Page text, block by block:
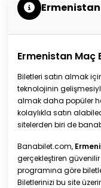
Ermenistan Maç
Biletleri satın almak
teknolojinin
almak daha popüler
kolaylıkla satın
sitelerden biri de
Banabilet.com,
gerçekleştiren güvenilir
programına göre
Biletlerinizi bu site